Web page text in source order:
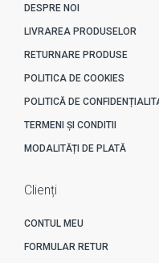
DESPRE NOI
LIVRAREA PRODUSELOR
RETURNARE PRODUSE
POLITICA DE COOKIES
POLITICĂ DE
TERMENI ȘI CONDITII
MODALITĂȚI DE PLATĂ
Clienți
CONTUL MEU
FORMULAR RETUR